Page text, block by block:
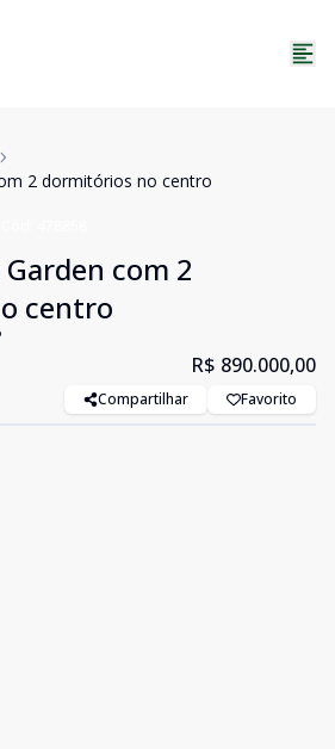
2 dormitórios no centro
com 2
centro
R$ 890.000,00
Compartilhar Favorito